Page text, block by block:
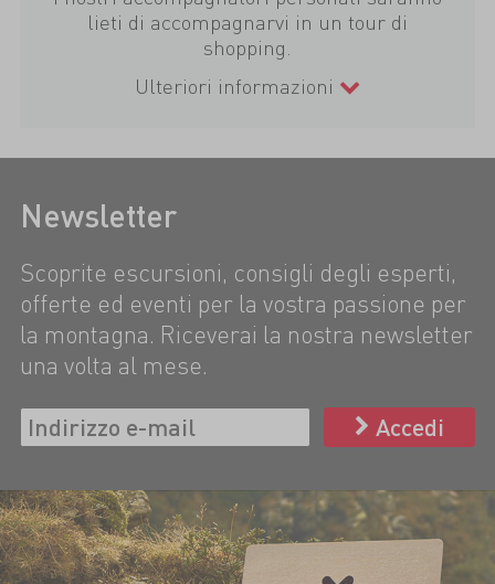
lieti di accompagnarvi in un tour di
shopping.
Ulteriori informazioni
Newsletter
Scoprite escursioni, consigli degli esperti,
offerte ed eventi per la vostra passione per
la montagna. Riceverai la nostra newsletter
una volta al mese.
Accedi